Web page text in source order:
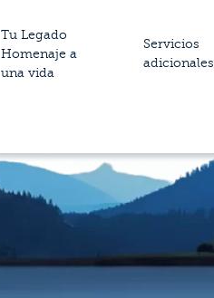
Tu Legado
Homenaje a
una vida
Servicios
adicionales